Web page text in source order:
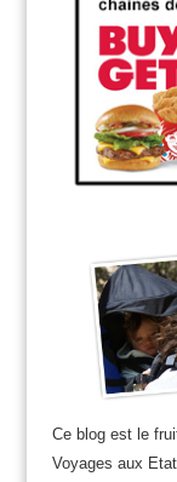
Ce blog est le
Voyages aux